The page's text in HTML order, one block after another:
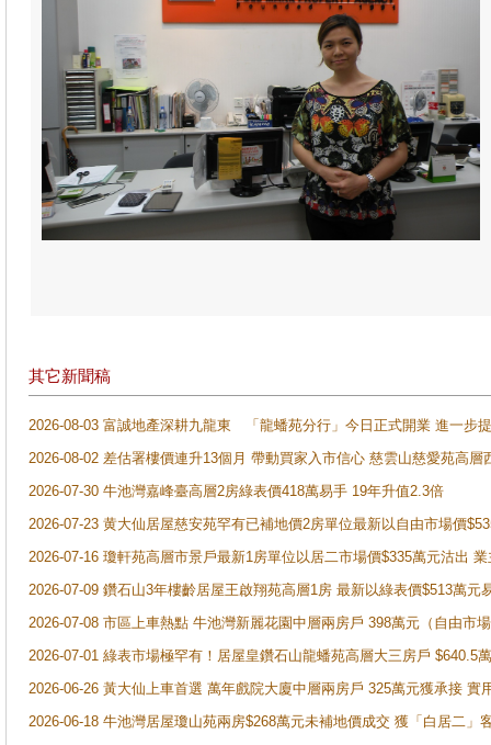
其它新聞稿
2026-08-03 富誠地產深耕九龍東 「龍蟠苑分行」今日正式開業 進一步
2026-08-02 差估署樓價連升13個月 帶動買家入市信心 慈雲山慈愛苑高層
2026-07-30 牛池灣嘉峰臺高層2房綠表價418萬易手 19年升值2.3倍
2026-07-23 黄大仙居屋慈安苑罕有已補地價2房單位最新以自由市場價
2026-07-16 瓊軒苑高層市景戶最新1房單位以居二市場價$335萬元沽出
2026-07-09 鑽石山3年樓齡居屋王啟翔苑高層1房 最新以綠表價$513萬元
2026-07-08 市區上車熱點 牛池灣新麗花園中層兩房戶 398萬元（自由市
2026-07-01 綠表市場極罕有！居屋皇鑽石山龍蟠苑高層大三房戶
2026-06-26 黃大仙上車首選 萬年戲院大廈中層兩房戶 325萬元獲承接 實
2026-06-18 牛池灣居屋瓊山苑兩房$268萬元未補地價成交 獲「白居二」